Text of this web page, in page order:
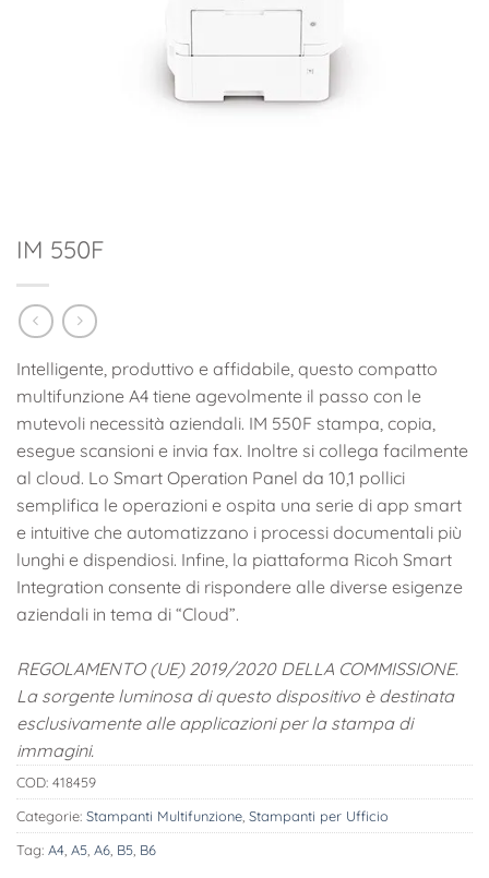
IM 550F
Intelligente, produttivo e affidabile, questo compatto
multifunzione A4 tiene agevolmente il passo con le
mutevoli necessità aziendali. IM 550F stampa, copia,
esegue scansioni e invia fax. Inoltre si collega facilmente
al cloud. Lo Smart Operation Panel da 10,1 pollici
semplifica le operazioni e ospita una serie di app smart
e intuitive che automatizzano i processi documentali più
lunghi e dispendiosi. Infine, la piattaforma Ricoh Smart
Integration consente di rispondere alle diverse esigenze
aziendali in tema di “Cloud”.
REGOLAMENTO (UE) 2019/2020 DELLA COMMISSIONE.
La sorgente luminosa di questo dispositivo è destinata
esclusivamente alle applicazioni per la stampa di
immagini.
COD: 418459
Categorie: Stampanti Multifunzione, Stampanti per Ufficio
Tag: A4, A5, A6, B5, B6